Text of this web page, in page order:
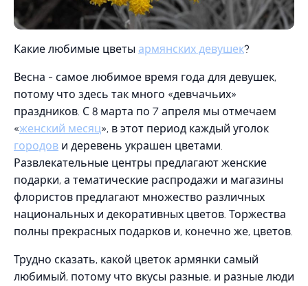
Какие любимые цветы армянских девушек?
Весна - самое любимое время года для девушек,
потому что здесь так много «девчачьих»
праздников. С 8 марта по 7 апреля мы отмечаем
«женский месяц», в этот период каждый уголок
городов и деревень украшен цветами.
Развлекательные центры предлагают женские
подарки, а тематические распродажи и магазины
флористов предлагают множество различных
национальных и декоративных цветов. Торжества
полны прекрасных подарков и, конечно же, цветов.
Трудно сказать, какой цветок армянки самый
любимый, потому что вкусы разные, и разные люди